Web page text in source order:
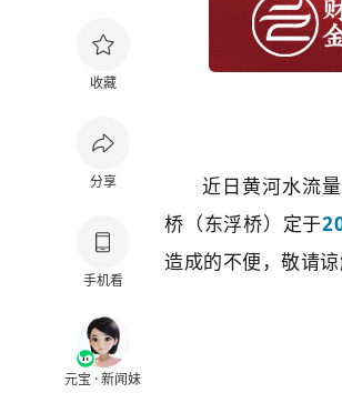
收藏
分享
手机看
元宝 · 新闻妹
近日黄河水流
桥（东浮桥）定于
造成的不便，敬请